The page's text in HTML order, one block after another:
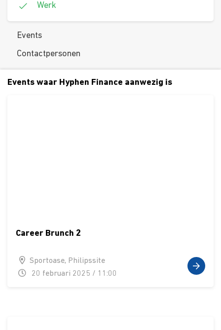
Werk
Events
Contactpersonen
Events waar Hyphen Finance aanwezig is
Career Brunch 2
Sportoase, Philipssite
20 februari 2025 / 11:00